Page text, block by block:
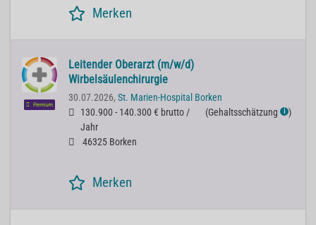
Merken
Premium
Leitender Oberarzt (m/w/d)
Wirbelsäulenchirurgie
30.07.2026, St. Marien-Hospital Borken
130.900 - 140.300 € brutto /
Jahr
(Gehaltsschätzung ℹ )
46325 Borken
Merken